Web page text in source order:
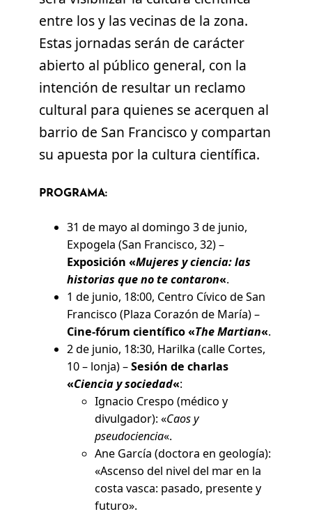
entre los y las vecinas de la zona.
Estas jornadas serán de carácter
abierto al público general, con la
intención de resultar un reclamo
cultural para quienes se acerquen al
barrio de San Francisco y compartan
su apuesta por la cultura científica.
PROGRAMA:
31 de mayo al domingo 3 de junio,
Expogela (San Francisco, 32) –
Exposición «Mujeres y ciencia: las
historias que no te contaron«.
1 de junio, 18:00, Centro Cívico de San
Francisco (Plaza Corazón de María) –
Cine-fórum científico «The Martian«.
2 de junio, 18:30, Harilka (calle Cortes,
10 – lonja) –Sesión de charlas
«Ciencia y sociedad«:
Ignacio Crespo (médico y
divulgador): «Caos y
pseudociencia«.
Ane García (doctora en geología):
«Ascenso del nivel del mar en la
costa vasca: pasado, presente y
futuro».